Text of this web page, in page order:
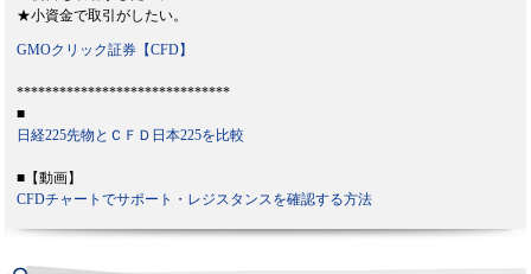
★小資金で取引がしたい。
GMOクリック証券【CFD】
******************************
■
日経225先物とＣＦＤ日本225を比較
■【動画】
CFDチャートでサポート・レジスタンスを確認する方法